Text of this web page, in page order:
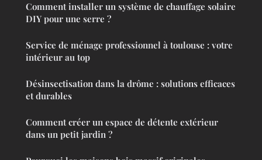
Comment installer un système de chauffage solaire
DIY pour une serre ?
Service de ménage professionnel à toulouse : votre
intérieur au top
Désinsectisation dans la drôme : solutions efficaces
et durables
Comment créer un espace de détente extérieur
dans un petit jardin ?